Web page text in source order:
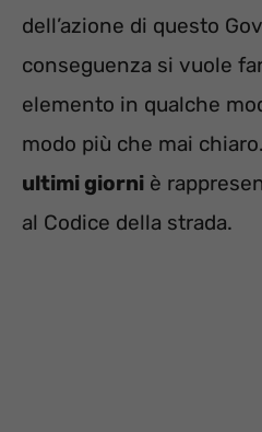
dell’azione di questo
conseguenza si vuole
elemento in qualche
modo più che mai chiaro.
ultimi giorni è
al Codice della strada.